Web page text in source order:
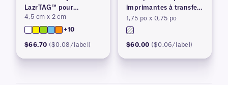
LazrTAG™ pour
imprimantes laser
4,5 cm x 2 cm
+10
$66.70 ($0.08/label)
imprimantes à transfert
thermique
1,75 po x 0,75 po
$60.00 ($0.06/label)